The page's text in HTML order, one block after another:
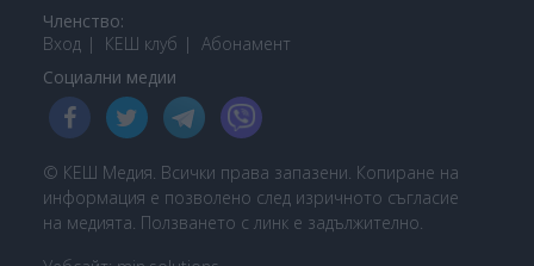
Членство:
Вход
КЕШ клуб Абонамент
Социални медии
© КЕШ Медия. Всички права запазени. Копиране на
информация е позволено след изричното съгласие
на медията. Ползването с линк е задължително.